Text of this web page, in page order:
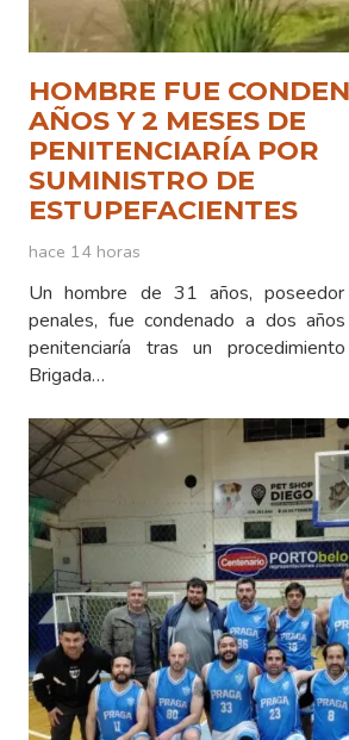
HOMBRE FUE
AÑOS Y 2 MESES DE
PENITENCIARÍA POR
SUMINISTRO DE
ESTUPEFACIENTES
hace 14 horas
Un hombre de 31 años,
penales, fue condenado a dos
penitenciaría tras un
Brigada…